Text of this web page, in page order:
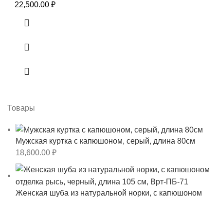
22,500.00 ₽
Товары
Мужская куртка с капюшоном, серый, длина 80см
18,600.00 ₽
Женская шуба из натуральной норки, с капюшоном